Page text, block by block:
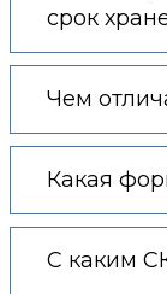
срок
Чем
Какая
С каким